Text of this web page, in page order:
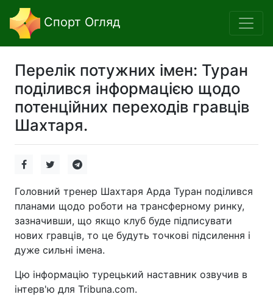
Спорт Огляд
Перелік потужних імен: Туран
поділився інформацією щодо
потенційних переходів гравців
Шахтаря.
Головний тренер Шахтаря Арда Туран поділився
планами щодо роботи на трансферному ринку,
зазначивши, що якщо клуб буде підписувати
нових гравців, то це будуть точкові підсилення і
дуже сильні імена.
Цю інформацію турецький наставник озвучив в
інтерв'ю для Tribuna.com.